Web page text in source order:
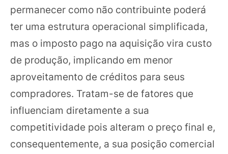
permanecer como não contribuinte poderá
ter uma estrutura operacional simplificada,
mas o imposto pago na aquisição vira custo
de produção, implicando em menor
aproveitamento de créditos para seus
compradores. Tratam-se de fatores que
influenciam diretamente a sua
competitividade pois alteram o preço final e,
consequentemente, a sua posição comercial